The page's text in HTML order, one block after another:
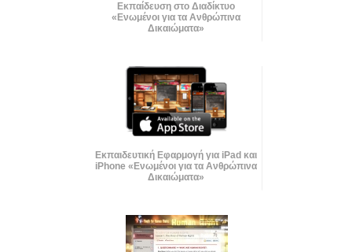
Εκπαίδευση στο Διαδίκτυο
«Ενωμένοι για τα Ανθρώπινα
Δικαιώματα»
Εκπαιδευτική Εφαρμογή για iPad και
iPhone «Ενωμένοι για τα Ανθρώπινα
Δικαιώματα»